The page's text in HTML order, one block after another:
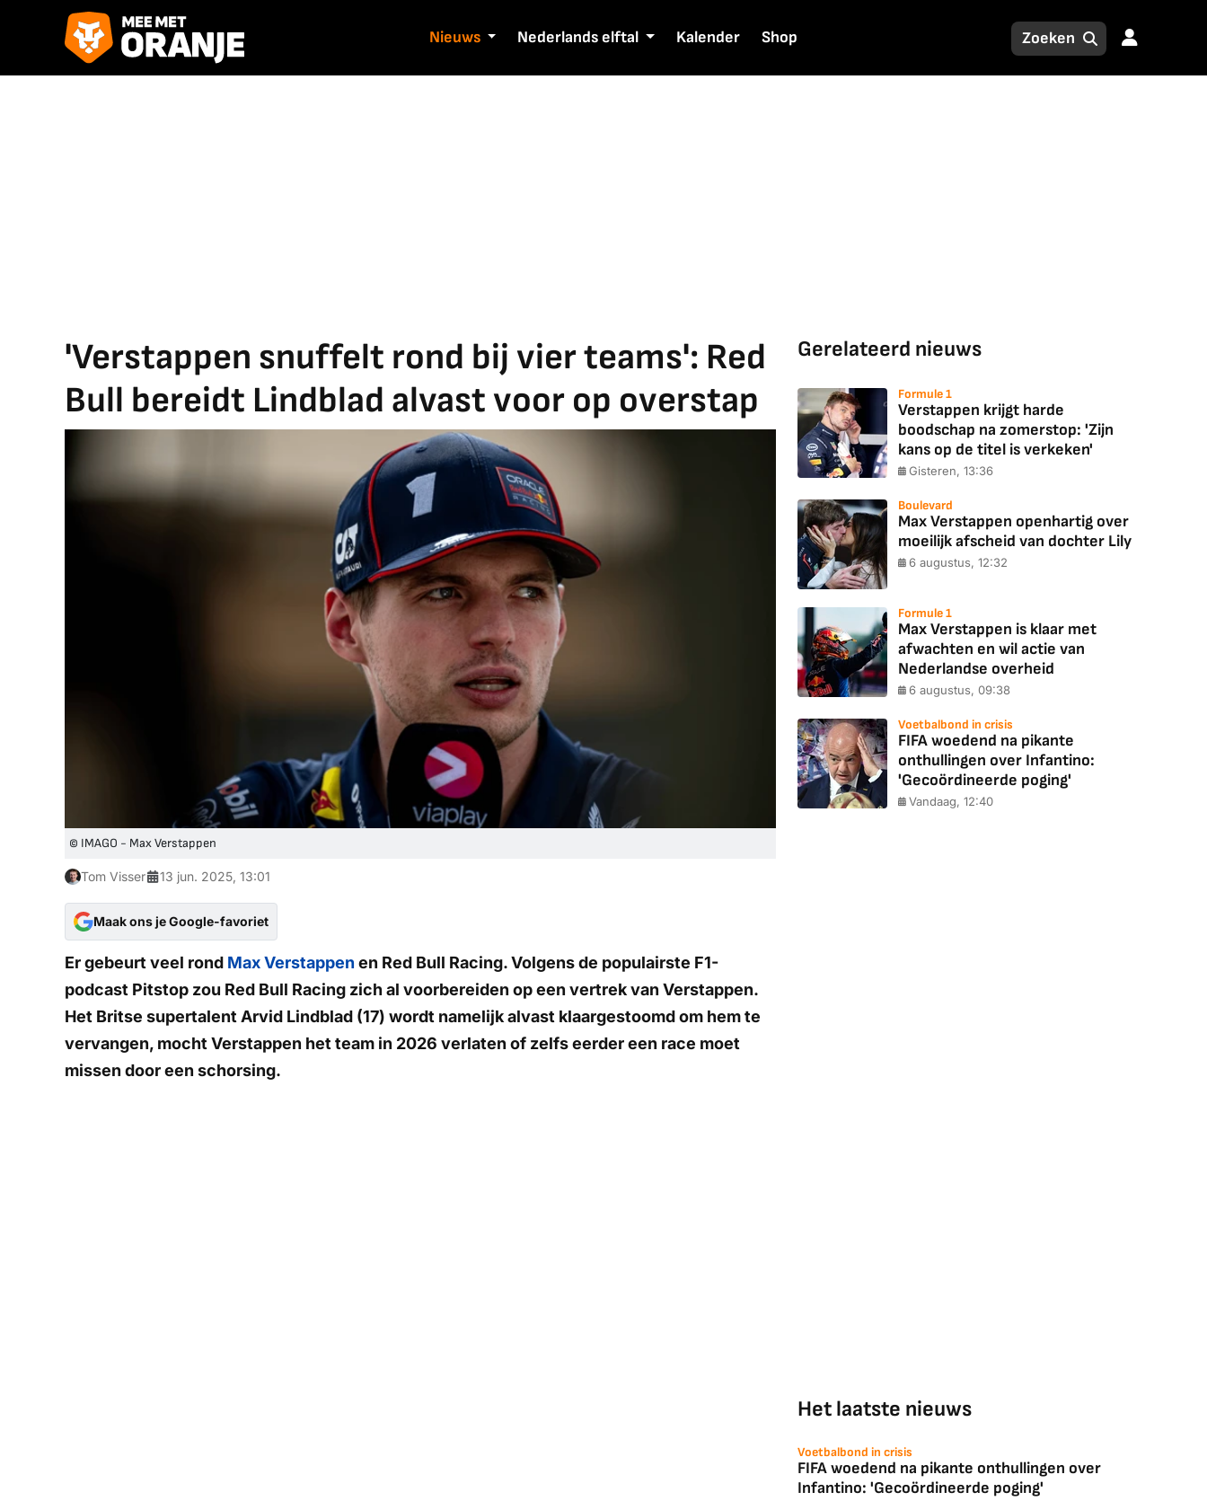
Nieuws Nederlands elftal Kalender Shop
'Verstappen snuffelt rond bij vier teams': Red
Bull bereidt Lindblad alvast voor op overstap
© IMAGO - Max Verstappen
Tom Visser 13 jun. 2025, 13:01
Maak ons je Google-favoriet
Er gebeurt veel rond Max Verstappen en Red Bull Racing. Volgens de populairste F1-
podcast Pitstop zou Red Bull Racing zich al voorbereiden op een vertrek van Verstappen.
Het Britse supertalent Arvid Lindblad (17) wordt namelijk alvast klaargestoomd om hem te
vervangen, mocht Verstappen het team in 2026 verlaten of zelfs eerder een race moet
missen door een schorsing.
Gerelateerd nieuws
Formule 1
Verstappen krijgt harde
boodschap na zomerstop: 'Zijn
kans op de titel is verkeken'
Gisteren, 13:36
Boulevard
Max Verstappen openhartig over
moeilijk afscheid van dochter Lily
6 augustus, 12:32
Formule 1
Max Verstappen is klaar met
afwachten en wil actie van
Nederlandse overheid
6 augustus, 09:38
Voetbalbond in crisis
FIFA woedend na pikante
onthullingen over Infantino:
'Gecoördineerde poging'
Vandaag, 12:40
Het laatste nieuws
Voetbalbond in crisis
FIFA woedend na pikante onthullingen over
Infantino: 'Gecoördineerde poging'